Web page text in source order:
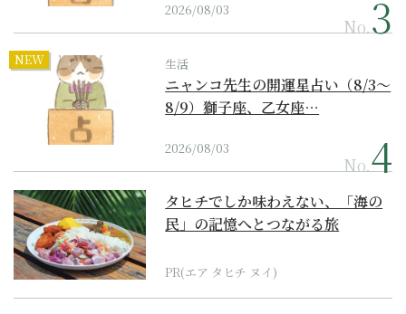
2026/08/03
No.
NEW 生活
ニャンコ先生の開運星占い（8/3～
8/9）獅子座、乙女座…
2026/08/03
No.
タヒチでしか味わえない、「海の
民」の記憶へとつながる旅
PR(エア タヒチ ヌイ)